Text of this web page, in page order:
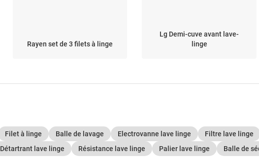
Rayen set de 3 filets à linge
Lg Demi-cuve avant lave-
linge
Filet à linge Balle de lavage Electrovanne lave linge Filtre lave linge
Détartrant lave linge Résistance lave linge Palier lave linge Balle de